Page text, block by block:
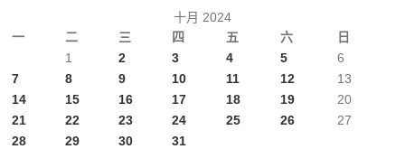
十月 2024
一
二 三 四 五 六 日
1 2 3 4 5
6
7
8 9 10 11 12
13
14
15 16 17 18 19
20
21
22 23 24 25 26
27
28
29 30 31